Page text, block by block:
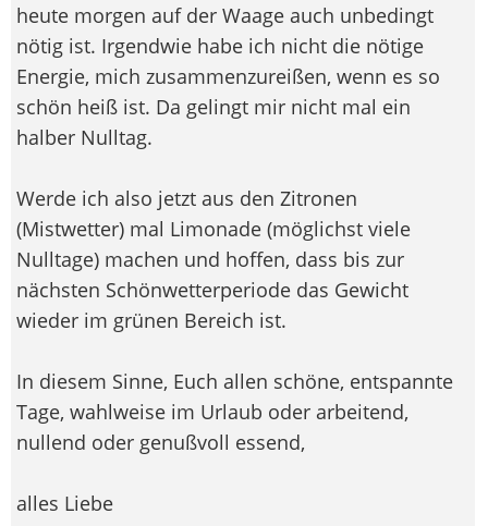
heute morgen auf der Waage auch unbedingt
nötig ist. Irgendwie habe ich nicht die nötige
Energie, mich zusammenzureißen, wenn es so
schön heiß ist. Da gelingt mir nicht mal ein
halber Nulltag.
Werde ich also jetzt aus den Zitronen
(Mistwetter) mal Limonade (möglichst viele
Nulltage) machen und hoffen, dass bis zur
nächsten Schönwetterperiode das Gewicht
wieder im grünen Bereich ist.
In diesem Sinne, Euch allen schöne, entspannte
Tage, wahlweise im Urlaub oder arbeitend,
nullend oder genußvoll essend,
alles Liebe